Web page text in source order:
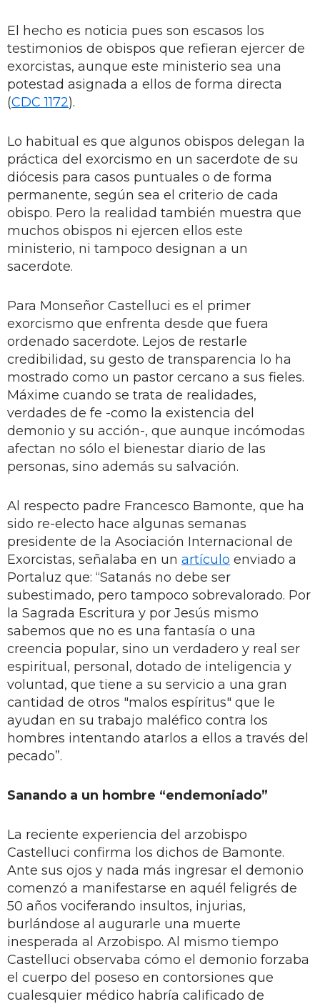
El hecho es noticia pues son escasos los
testimonios de obispos que refieran ejercer de
exorcistas, aunque este ministerio sea una
potestad asignada a ellos de forma directa
(CDC 1172).
Lo habitual es que algunos obispos delegan la
práctica del exorcismo en un sacerdote de su
diócesis para casos puntuales o de forma
permanente, según sea el criterio de cada
obispo. Pero la realidad también muestra que
muchos obispos ni ejercen ellos este
ministerio, ni tampoco designan a un
sacerdote.
Para Monseñor Castelluci es el primer
exorcismo que enfrenta desde que fuera
ordenado sacerdote. Lejos de restarle
credibilidad, su gesto de transparencia lo ha
mostrado como un pastor cercano a sus fieles.
Máxime cuando se trata de realidades,
verdades de fe -como la existencia del
demonio y su acción-, que aunque incómodas
afectan no sólo el bienestar diario de las
personas, sino además su salvación.
Al respecto padre Francesco Bamonte, que ha
sido re-electo hace algunas semanas
presidente de la Asociación Internacional de
Exorcistas, señalaba en un artículo enviado a
Portaluz que: “Satanás no debe ser
subestimado, pero tampoco sobrevalorado. Por
la Sagrada Escritura y por Jesús mismo
sabemos que no es una fantasía o una
creencia popular, sino un verdadero y real ser
espiritual, personal, dotado de inteligencia y
voluntad, que tiene a su servicio a una gran
cantidad de otros "malos espíritus" que le
ayudan en su trabajo maléfico contra los
hombres intentando atarlos a ellos a través del
pecado”.
Sanando a un hombre “endemoniado”
La reciente experiencia del arzobispo
Castelluci confirma los dichos de Bamonte.
Ante sus ojos y nada más ingresar el demonio
comenzó a manifestarse en aquél feligrés de
50 años vociferando insultos, injurias,
burlándose al augurarle una muerte
inesperada al Arzobispo. Al mismo tiempo
Castelluci observaba cómo el demonio forzaba
el cuerpo del poseso en contorsiones que
cualesquier médico habría calificado de